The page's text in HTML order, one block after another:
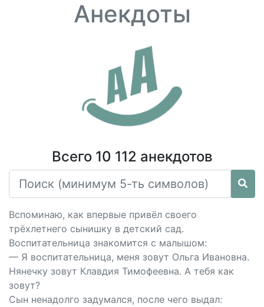
Анекдоты
Всего 10 112 анекдотов
Вспоминаю, как впервые привёл своего
трёхлетнего сынишку в детский сад.
Воспитательница знакомится с малышом:
— Я воспитательница, меня зовут Ольга Ивановна.
Нянечку зовут Клавдия Тимофеевна. А тебя как
зовут?
Сын ненадолго задумался, после чего выдал: